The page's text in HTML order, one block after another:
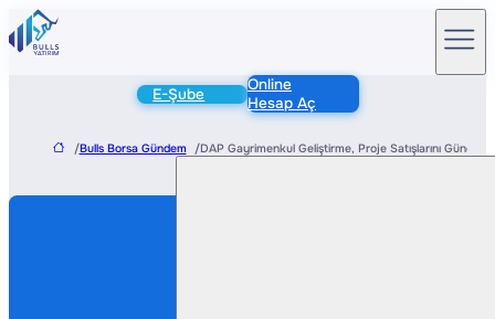
E-Şube
Online
Hesap Aç
/Bulls Borsa Gündem /DAP Gayrimenkul Geliştirme, Proje Satışlarını